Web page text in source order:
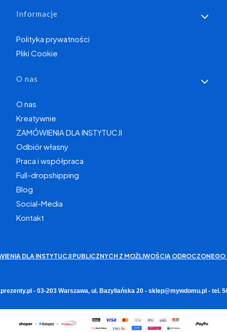
Informacje
Polityka prywatności
Pliki Cookie
O nas
O nas
Kreatywnie
ZAMÓWIENIA DLA INSTYTUCJI
Odbiór własny
Praca i współpraca
Full-dropshipping
Blog
Social-Media
Kontakt
DLA INSTYTUCJI PUBLICZNYCH Z MOŻLIWOŚCIĄ ODROCZONEGO
- 03-203 Warszawa, ul. Bazyliańska 20 - sklep@mywdomu.pl - tel.